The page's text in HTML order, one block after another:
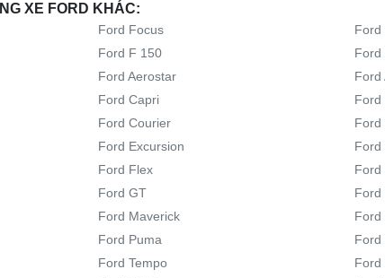
XE FORD KHÁC:
Ford Focus Ford
Ford F 150 Ford
Ford Aerostar Ford
Ford Capri Ford
Ford Courier Ford
Ford Excursion Ford
Ford Flex Ford
Ford GT Ford
Ford Maverick Ford
Ford Puma Ford
Ford Tempo Ford